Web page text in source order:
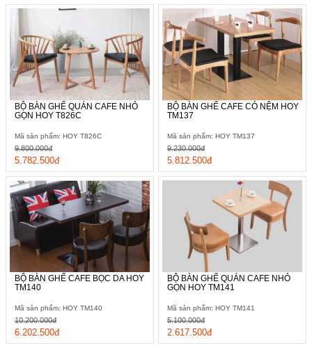
BỘ BÀN GHẾ QUÁN CAFE NHỎ
GỌN HOY T826C
Mã sản phẩm: HOY T826C
5.782.500đ
9.800.000đ
BỘ BÀN GHẾ CAFE CÓ NỆM HOY
TM137
Mã sản phẩm: HOY TM137
5.812.500đ
9.230.000đ
BỘ BÀN GHẾ CAFE BỌC DA HOY
TM140
Mã sản phẩm: HOY TM140
6.202.500đ
10.200.000đ
BỘ BÀN GHẾ QUÁN CAFE NHỎ
GỌN HOY TM141
Mã sản phẩm: HOY TM141
2.617.500đ
5.100.000đ